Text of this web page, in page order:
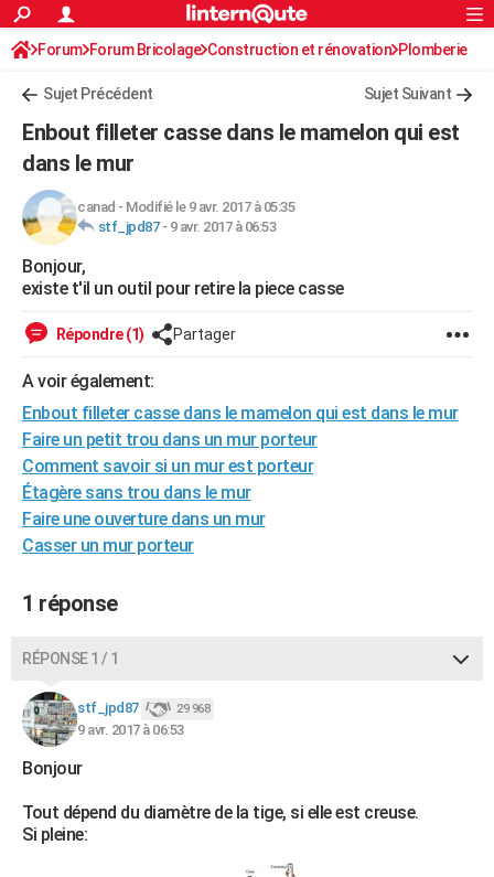
ACTUALITÉS
Politique
Société
Faits Divers
Education
Monde
Villes
+
Programme TV
TNTStreaming
Cinéma
Sorties cinéma
Musique
FINANCE
Retraite
Impôts
Epargne
Immobilier
Risques naturels par ville
Banque
Assurance
Crédit
AUTO
Essais
Réserver un essai
Citadines
Berlines
SUV
Forum auto
HIGH-TECH
Mobiles
Meilleur smartphone
Internet
Ordinateurs
Jeux vidéo
Guide high-tech
+BRICOLAGE
Forum
Aménagement intérieur
Extérieur
Cuisine
Salle de bains
Jardinage
Rangement
WEEK-END
Guides de France
Escapades
Patrimoine
Expositions
Musées
Week-end nature
+LIFESTYLE
Art de vivre
Bien-être
Loisirs
Mode
Modes de vie
SANTE
Alimentation
Guide de la santé
Maladies
Médicaments
Sommeil
VOYAGE
Destinations
City break
Voyage nature
Voyage de noces
Forum
Climat
+PHOTO
BONS PLANS
CARTE DE VOEUX
Carte de Noël
Carte Bonne année
Carte Saint-Valentin
Carte Pâques
Carte d'anniversaire
DICTIONNAIRE
Dictionnaire
Biographies
Citations
Expressions
Proverbes
PROGRAMME TV
S'inscrire
Se connecter
Lycées
Collèges
Primaires
Universités
Entreprises
Service militaire
Avis de recherche
AVIS DE DÉCÈS
Rechercher
S'inscrire
Connexion
Forum Forum Bricolage Construction et rénovation Plomberie
Sujet Précédent Sujet Suivant
Enbout filleter casse dans le mamelon qui est
dans le mur
canad - Modifié le 9 avr. 2017 à 05:35
stf_jpd87- 9 avr. 2017 à 06:53
Bonjour,
existe t'il un outil pour retire la piece casse
Répondre (1) Partager
A voir également:
Enbout filleter casse dans le mamelon qui est dans le mur
Faire un petit trou dans un mur porteur
Comment savoir si un mur est porteur
Étagère sans trou dans le mur
Faire une ouverture dans un mur
Casser un mur porteur
1 réponse
RÉPONSE 1 / 1
stf_jpd87 29 968
9 avr. 2017 à 06:53
Bonjour
Tout dépend du diamètre de la tige, si elle est creuse.
Si pleine: